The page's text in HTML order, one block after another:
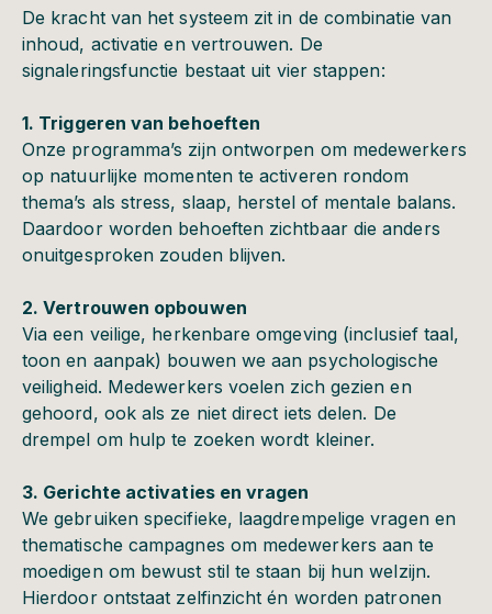
De kracht van het systeem zit in de combinatie van
inhoud, activatie en vertrouwen. De
signaleringsfunctie bestaat uit vier stappen:
1. Triggeren van behoeften
Onze programma’s zijn ontworpen om medewerkers
op natuurlijke momenten te activeren rondom
thema’s als stress, slaap, herstel of mentale balans.
Daardoor worden behoeften zichtbaar die anders
onuitgesproken zouden blijven.
2. Vertrouwen opbouwen
Via een veilige, herkenbare omgeving (inclusief taal,
toon en aanpak) bouwen we aan psychologische
veiligheid. Medewerkers voelen zich gezien en
gehoord, ook als ze niet direct iets delen. De
drempel om hulp te zoeken wordt kleiner.
3. Gerichte activaties en vragen
We gebruiken specifieke, laagdrempelige vragen en
thematische campagnes om medewerkers aan te
moedigen om bewust stil te staan bij hun welzijn.
Hierdoor ontstaat zelfinzicht én worden patronen